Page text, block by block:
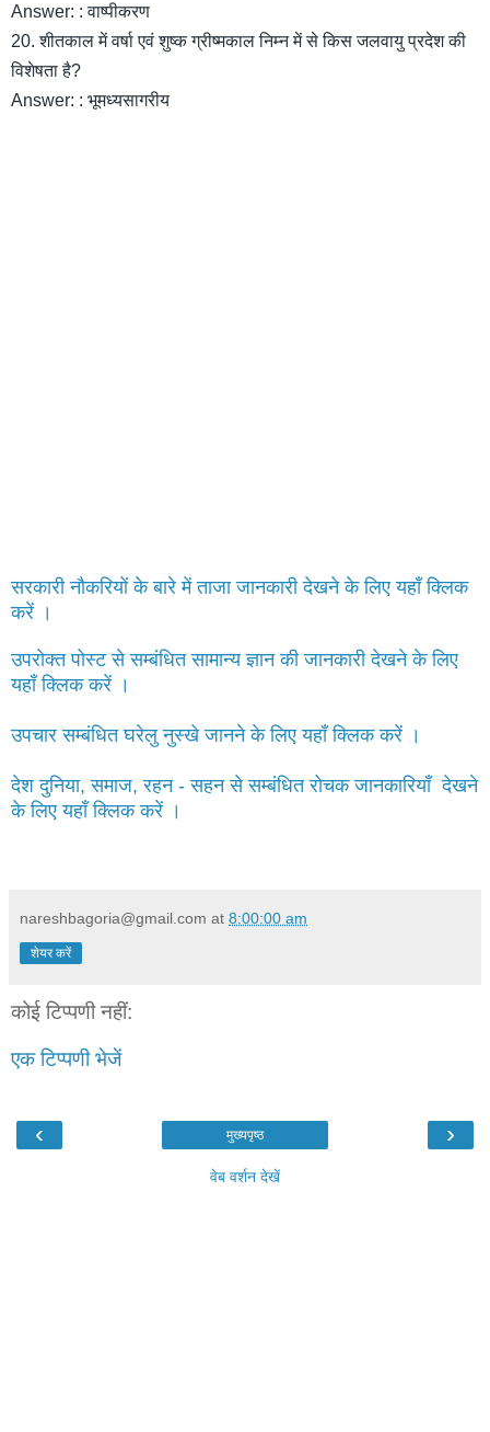
Answer: : वाष्पीकरण
20. शीतकाल में वर्षा एवं शुष्क ग्रीष्मकाल निम्न में से किस जलवायु प्रदेश की
विशेषता है?
Answer: : भूमध्यसागरीय
सरकारी नौकरियों के बारे में ताजा जानकारी देखने के लिए यहाँ क्लिक
करें ।
उपरोक्त पोस्ट से सम्बंधित सामान्य ज्ञान की जानकारी देखने के लिए
यहाँ क्लिक करें ।
उपचार सम्बंधित घरेलु नुस्खे जानने के लिए यहाँ क्लिक करें ।
देश दुनिया, समाज, रहन - सहन से सम्बंधित रोचक जानकारियाँ देखने
के लिए यहाँ क्लिक करें ।
nareshbagoria@gmail.com at 8:00:00 am
शेयर करें
कोई टिप्पणी नहीं:
एक टिप्पणी भेजें
‹ ›
मुख्यपृष्ठ
वेब वर्शन देखें